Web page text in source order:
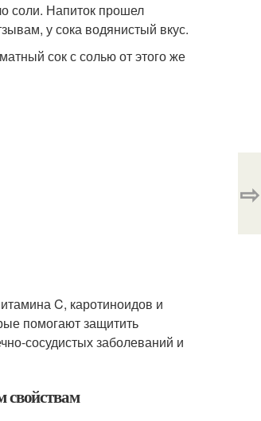
соли. Напиток прошел
у сока водянистый вкус.
сок с солью от этого же
C, каротиноидов и
помогают защитить
сосудистых заболеваний и
свойствам
⇨